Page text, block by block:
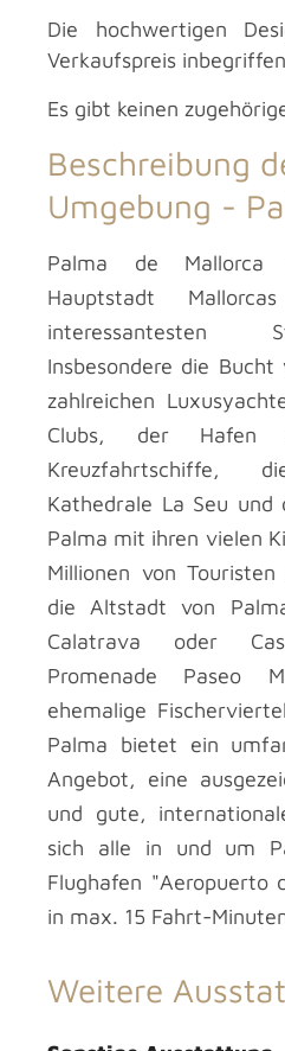
Die hochwertigen
Verkaufspreis
Es gibt keinen
Beschreibung
Umgebung -
Palma de
Hauptstadt
interessantesten
Insbesondere die
zahlreichen
Clubs, der Hafen
Kreuzfahrtschiffe,
Kathedrale La Seu und
Palma mit ihren vielen
Millionen von
die Altstadt von
Calatrava oder
Promenade Paseo
ehemalige
Palma bietet ein
Angebot, eine
und gute,
sich alle in und um
Flughafen "Aeropuerto
in max. 15 Fahrt-
Weitere